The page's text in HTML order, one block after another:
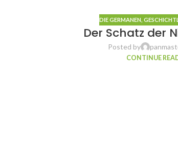
DIE GERMANEN
Der Schatz der
Posted by
CONTINUE